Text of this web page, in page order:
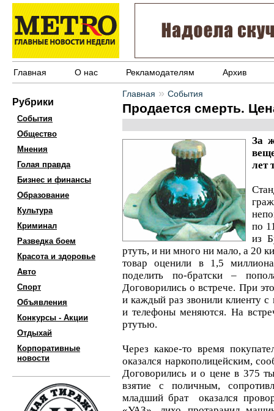
Главная О нас Рекламодателям Архив
Рубрики
События
Общество
Мнения
Голая правда
Бизнес и финансы
Образование
Культура
Криминал
Разведка боем
Красота и здоровье
Авто
Спорт
Объявления
Конкурсы - Акции
Отдыхай
Корпоративные
новости
Главная » События
Продается смерть.
За
лет
по
из
ртуть, и ни много ни мало, а 20
товар оценили в 1,5
поделить по-братски –
Договорились о встрече. При
и каждый раз звонили клиенту
и телефоны меняются. На
ртутью.
Через какое-то время
оказался наркополицейским,
Договорились и о цене в 375
взятие с поличным,
младший брат оказался